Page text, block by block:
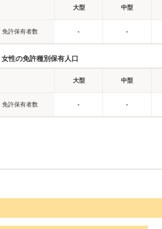
大型 中型
免許保有者数 - -
女性の免許種別保有人口
大型 中型
免許保有者数 - -